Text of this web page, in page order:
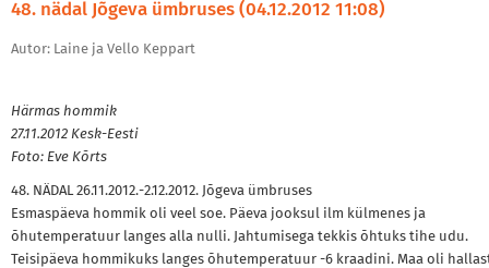
48. nädal Jõgeva ümbruses (04.12.2012 11:08)
Autor: Laine ja Vello Keppart
Härmas hommik
27.11.2012 Kesk-Eesti
Foto: Eve Kõrts
48. NÄDAL 26.11.2012.-2.12.2012. Jõgeva ümbruses
Esmaspäeva hommik oli veel soe. Päeva jooksul ilm külmenes ja
õhutemperatuur langes alla nulli. Jahtumisega tekkis õhtuks tihe udu.
Teisipäeva hommikuks langes õhutemperatuur -6 kraadini. Maa oli